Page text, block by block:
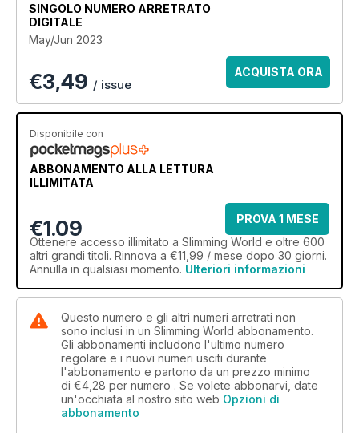
SINGOLO NUMERO ARRETRATO
DIGITALE
May/Jun 2023
€3,49 / issue
ACQUISTA ORA
Disponibile con
ABBONAMENTO ALLA LETTURA
ILLIMITATA
€1.09
PROVA 1 MESE
Ottenere accesso illimitato a Slimming World e oltre 600
altri grandi titoli. Rinnova a €11,99 / mese dopo 30 giorni.
Annulla in qualsiasi momento. Ulteriori informazioni
Questo numero e gli altri numeri arretrati non
sono inclusi in un Slimming World abbonamento.
Gli abbonamenti includono l'ultimo numero
regolare e i nuovi numeri usciti durante
l'abbonamento e partono da un prezzo minimo
di €4,28 per numero . Se volete abbonarvi, date
un'occhiata al nostro sito web Opzioni di
abbonamento